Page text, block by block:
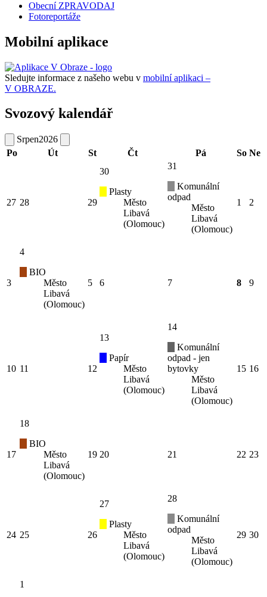
Obecní ZPRAVODAJ
Fotoreportáže
Mobilní aplikace
Sledujte informace z našeho webu v mobilní aplikaci –
V OBRAZE.
Svozový kalendář
Srpen2026
Po
Út St Čt Pá So Ne
27 28 29
30
Plasty
Město
Libavá
(Olomouc)
31
Komunální
odpad
Město
Libavá
(Olomouc)
1 2
3
4
BIO
Město
Libavá
(Olomouc)
5 6 7 8 9
10 11 12
13
Papír
Město
Libavá
(Olomouc)
14
Komunální
odpad - jen
bytovky
Město
Libavá
(Olomouc)
15 16
17
18
BIO
Město
Libavá
(Olomouc)
19 20 21 22 23
24 25 26
27
Plasty
Město
Libavá
(Olomouc)
28
Komunální
odpad
Město
Libavá
(Olomouc)
29 30
1